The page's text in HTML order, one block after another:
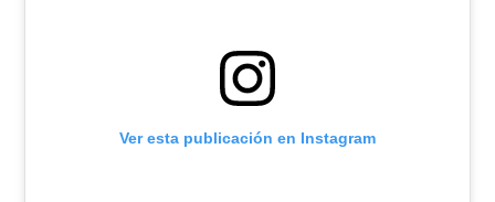
Ver esta publicación en Instagram